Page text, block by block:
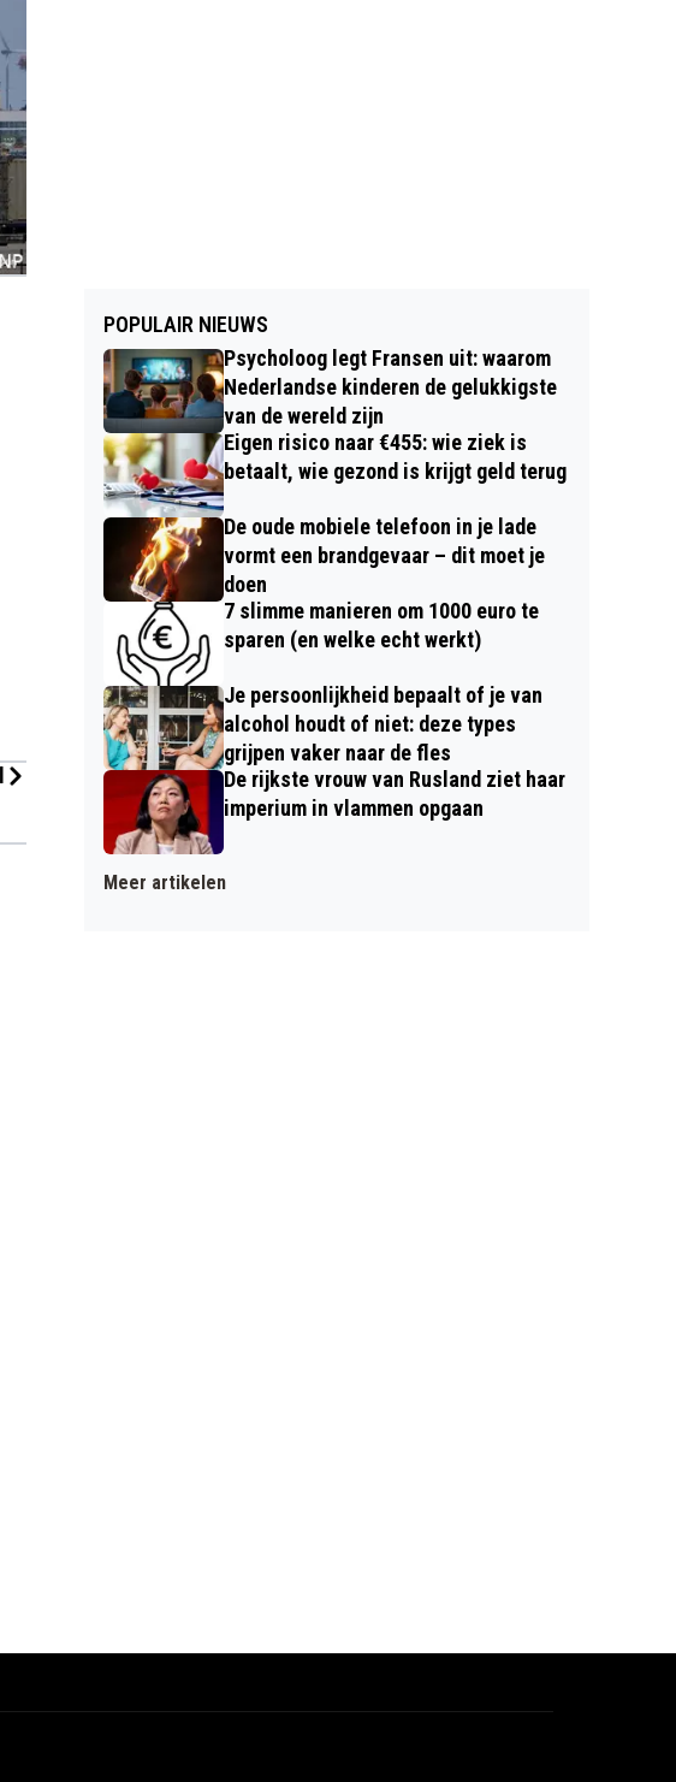
POPULAIR NIEUWS
Psycholoog legt Fransen uit: waarom
Nederlandse kinderen de gelukkigste
van de wereld zijn
Eigen risico naar €455: wie ziek is
betaalt, wie gezond is krijgt geld terug
De oude mobiele telefoon in je lade
vormt een brandgevaar – dit moet je
doen
7 slimme manieren om 1000 euro te
sparen (en welke echt werkt)
Je persoonlijkheid bepaalt of je van
alcohol houdt of niet: deze types
grijpen vaker naar de fles
De rijkste vrouw van Rusland ziet haar
imperium in vlammen opgaan
Meer artikelen